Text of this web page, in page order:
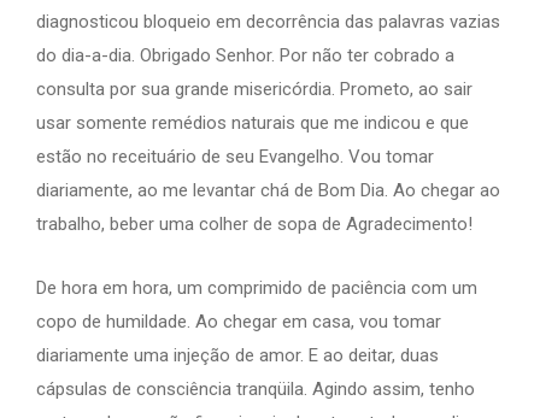
diagnosticou bloqueio em decorrência das palavras vazias
do dia-a-dia. Obrigado Senhor. Por não ter cobrado a
consulta por sua grande misericórdia. Prometo, ao sair
usar somente remédios naturais que me indicou e que
estão no receituário de seu Evangelho. Vou tomar
diariamente, ao me levantar chá de Bom Dia. Ao chegar ao
trabalho, beber uma colher de sopa de Agradecimento!
De hora em hora, um comprimido de paciência com um
copo de humildade. Ao chegar em casa, vou tomar
diariamente uma injeção de amor. E ao deitar, duas
cápsulas de consciência tranqüila. Agindo assim, tenho